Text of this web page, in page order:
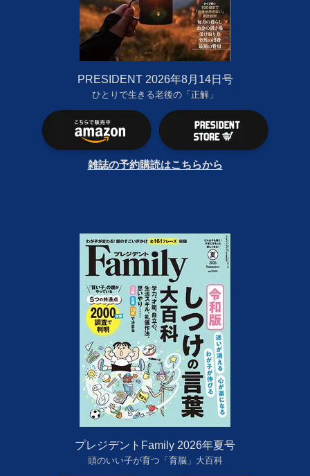
PRESIDENT 2026年8月14日号
ひとりで生きる老後の「正解」
雑誌の予約購読はこちらから
プレジデントFamily 2026年夏号
頭のいい子が育つ「育脳」大百科